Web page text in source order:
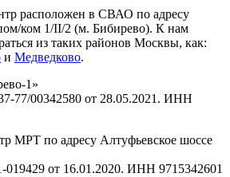
расположен в СВАО по адресу
ком 1/II/2 (м. Бибирево). К нам
из таких районов Москвы, как:
и Медведково.
1»
77/00342580 от 28.05.2021. ИНН
МРТ по адресу Алтуфьевское шоссе
от 16.01.2020. ИНН 9715342601